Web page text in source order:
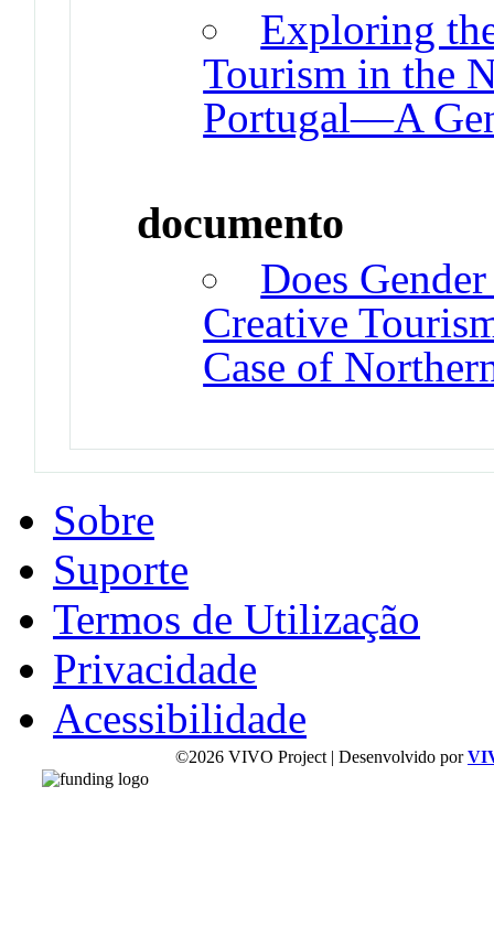
Exploring
Tourism in the
Portugal—A
documento
Does
Creative
Case of
Sobre
Suporte
Termos de Utilização
Privacidade
Acessibilidade
©2026 VIVO Project | Desenvolvido por